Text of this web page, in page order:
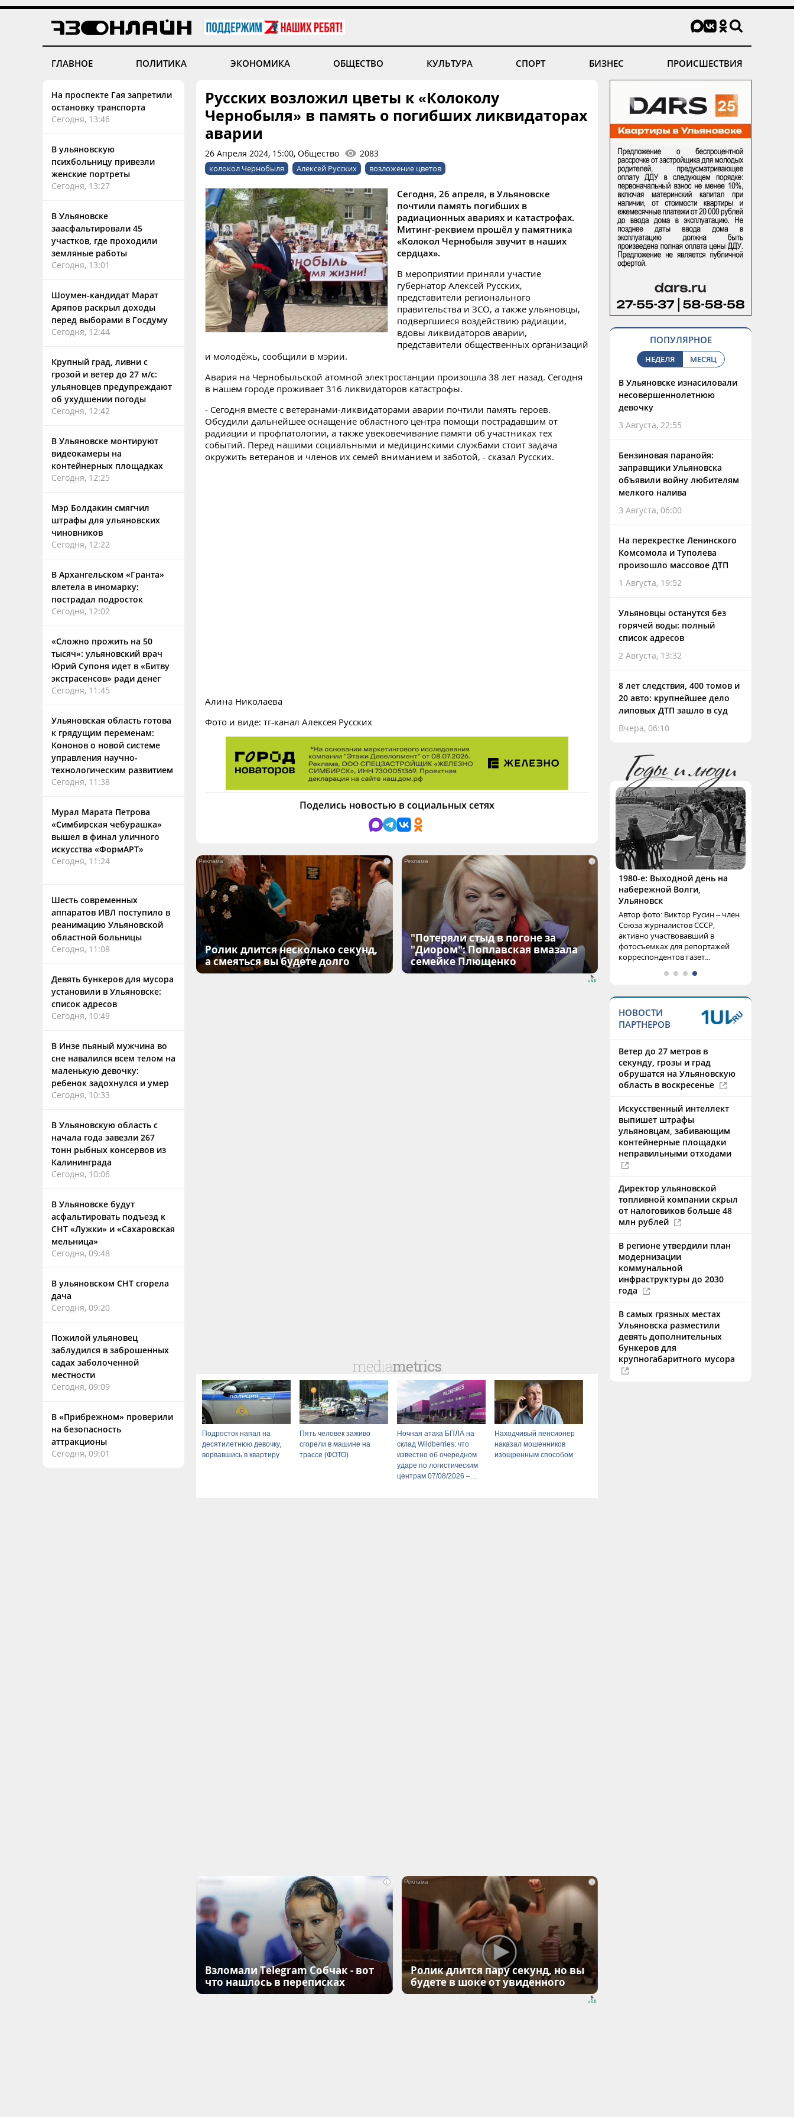
ГЛАВНОЕ ПОЛИТИКА ЭКОНОМИКА ОБЩЕСТВО КУЛЬТУРА СПОРТ БИЗНЕС ПРОИСШЕСТВИЯ
На проспекте Гая запретили
остановку транспорта
Сегодня, 13:46
В ульяновскую
психбольницу привезли
женские портреты
Сегодня, 13:27
В Ульяновске
заасфальтировали 45
участков, где проходили
земляные работы
Сегодня, 13:01
Шоумен-кандидат Марат
Аряпов раскрыл доходы
перед выборами в Госдуму
Сегодня, 12:44
Крупный град, ливни с
грозой и ветер до 27 м/с:
ульяновцев предупреждают
об ухудшении погоды
Сегодня, 12:42
В Ульяновске монтируют
видеокамеры на
контейнерных площадках
Сегодня, 12:25
Мэр Болдакин смягчил
штрафы для ульяновских
чиновников
Сегодня, 12:22
В Архангельском «Гранта»
влетела в иномарку:
пострадал подросток
Сегодня, 12:02
«Сложно прожить на 50
тысяч»: ульяновский врач
Юрий Супоня идет в «Битву
экстрасенсов» ради денег
Сегодня, 11:45
Ульяновская область готова
к грядущим переменам:
Кононов о новой системе
управления научно-
технологическим развитием
Сегодня, 11:38
Мурал Марата Петрова
«Симбирская чебурашка»
вышел в финал уличного
искусства «ФормАРТ»
Сегодня, 11:24
Шесть современных
аппаратов ИВЛ поступило в
реанимацию Ульяновской
областной больницы
Сегодня, 11:08
Девять бункеров для мусора
установили в Ульяновске:
список адресов
Сегодня, 10:49
В Инзе пьяный мужчина во
сне навалился всем телом на
маленькую девочку:
ребенок задохнулся и умер
Сегодня, 10:33
В Ульяновскую область с
начала года завезли 267
тонн рыбных консервов из
Калининграда
Сегодня, 10:06
В Ульяновске будут
асфальтировать подъезд к
СНТ «Лужки» и «Сахаровская
мельница»
Сегодня, 09:48
В ульяновском СНТ сгорела
дача
Сегодня, 09:20
Пожилой ульяновец
заблудился в заброшенных
садах заболоченной
местности
Сегодня, 09:09
В «Прибрежном» проверили
на безопасность
аттракционы
Сегодня, 09:01
Русских возложил цветы к «Колоколу
Чернобыля» в память о погибших ликвидаторах
аварии
26 Апреля 2024, 15:00, Общество 2083
колокол Чернобыля Алексей Русских возложение цветов
Сегодня, 26 апреля, в Ульяновске
почтили память погибших в
радиационных авариях и катастрофах.
Митинг-реквием прошёл у памятника
«Колокол Чернобыля звучит в наших
сердцах».
В мероприятии приняли участие
губернатор Алексей Русских,
представители регионального
правительства и ЗСО, а также ульяновцы,
подвергшиеся воздействию радиации,
вдовы ликвидаторов аварии,
представители общественных организаций
и молодёжь, сообщили в мэрии.
Авария на Чернобыльской атомной электростанции произошла 38 лет назад. Сегодня
в нашем городе проживает 316 ликвидаторов катастрофы.
- Сегодня вместе с ветеранами-ликвидаторами аварии почтили память героев.
Обсудили дальнейшее оснащение областного центра помощи пострадавшим от
радиации и профпатологии, а также увековечивание памяти об участниках тех
событий. Перед нашими социальными и медицинскими службами стоит задача
окружить ветеранов и членов их семей вниманием и заботой, - сказал Русских.
Алина Николаева
Фото и виде: тг-канал Алексея Русских
Поделись новостью в социальных сетях
i
Ролик длится несколько секунд,
а смеяться вы будете долго
i
"Потеряли стыд в погоне за
"Диором": Поплавская вмазала
семейке Плющенко
Подросток напал на
десятилетнюю девочку,
ворвавшись в квартиру
Пять человек заживо
сгорели в машине на
трассе (ФОТО)
Ночная атака БПЛА на
склад Wildberries: что
известно об очередном
ударе по логистическим
центрам 07/08/2026 –
Находчивый пенсионер
наказал мошенников
изощренным способом
i
Взломали Telegram Собчак - вот
что нашлось в переписках
i
Ролик длится пару секунд, но вы
будете в шоке от увиденного
ПОПУЛЯРНОЕ
НЕДЕЛЯ МЕСЯЦ
В Ульяновске изнасиловали
несовершеннолетнюю
девочку
3 Августа, 22:55
Бензиновая паранойя:
заправщики Ульяновска
объявили войну любителям
мелкого налива
3 Августа, 06:00
На перекрестке Ленинского
Комсомола и Туполева
произошло массовое ДТП
1 Августа, 19:52
Ульяновцы останутся без
горячей воды: полный
список адресов
2 Августа, 13:32
8 лет следствия, 400 томов и
20 авто: крупнейшее дело
липовых ДТП зашло в суд
Вчера, 06:10
1980-е: Выходной день на
набережной Волги,
Ульяновск
Автор фото: Виктор Русин – член
Союза журналистов СССР,
активно участвовавший в
фотосъемках для репортажей
корреспондентов газет...
НОВОСТИ
ПАРТНЕРОВ
Ветер до 27 метров в
секунду, грозы и град
обрушатся на Ульяновскую
область в воскресенье
Искусственный интеллект
выпишет штрафы
ульяновцам, забивающим
контейнерные площадки
неправильными отходами
Директор ульяновской
топливной компании скрыл
от налоговиков больше 48
млн рублей
В регионе утвердили план
модернизации
коммунальной
инфраструктуры до 2030
года
В самых грязных местах
Ульяновска разместили
девять дополнительных
бункеров для
крупногабаритного мусора